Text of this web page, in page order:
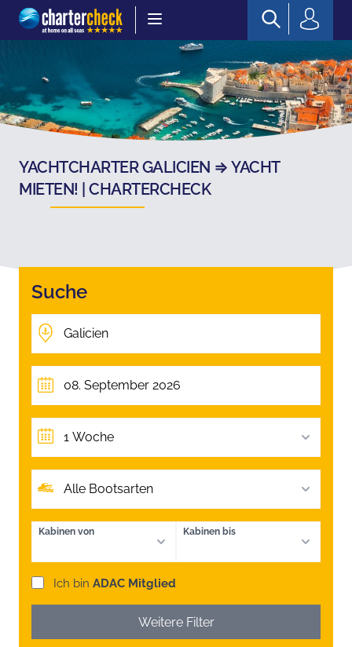
Chartercheck
YACHTCHARTER GALICIEN ⇒ YACHT
MIETEN! | CHARTERCHECK
Suche
1 Woche
Alle Bootsarten
Kabinen von Kabinen bis
Ich bin ADAC Mitglied
Weitere Filter